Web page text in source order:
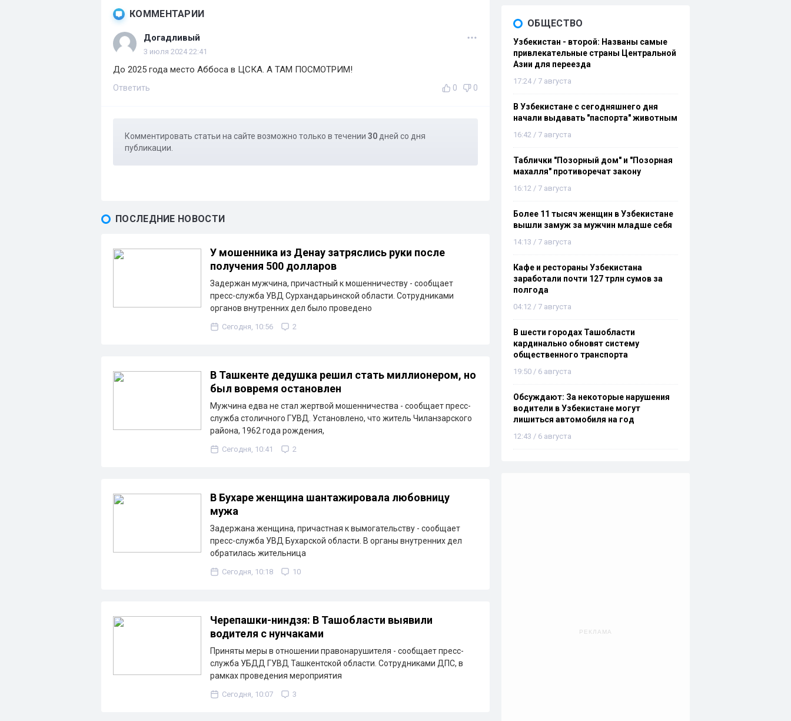
КОММЕНТАРИИ
Догадливый
3 июля 2024 22:41
До 2025 года место Аббоса в ЦСКА. А ТАМ ПОСМОТРИМ!
Ответить 0 0
Комментировать статьи на сайте возможно только в течении 30 дней со дня
публикации.
ПОСЛЕДНИЕ НОВОСТИ
У мошенника из Денау затряслись руки после
получения 500 долларов
Задержан мужчина, причастный к мошенничеству - сообщает
пресс-служба УВД Сурхандарьинской области. Сотрудниками
органов внутренних дел было проведено
Сегодня, 10:56 2
В Ташкенте дедушка решил стать миллионером, но
был вовремя остановлен
Мужчина едва не стал жертвой мошенничества - сообщает пресс-
служба столичного ГУВД. Установлено, что житель Чиланзарского
района, 1962 года рождения,
Сегодня, 10:41 2
В Бухаре женщина шантажировала любовницу
мужа
Задержана женщина, причастная к вымогательству - сообщает
пресс-служба УВД Бухарской области. В органы внутренних дел
обратилась жительница
Сегодня, 10:18 10
Черепашки-ниндзя: В Ташобласти выявили
водителя с нунчаками
Приняты меры в отношении правонарушителя - сообщает пресс-
служба УБДД ГУВД Ташкентской области. Сотрудниками ДПС, в
рамках проведения мероприятия
Сегодня, 10:07 3
ОБЩЕСТВО
Узбекистан - второй: Названы самые
привлекательные страны Центральной
Азии для переезда
17:24 / 7 августа
В Узбекистане с сегодняшнего дня
начали выдавать "паспорта" животным
16:42 / 7 августа
Таблички "Позорный дом" и "Позорная
махалля" противоречат закону
16:12 / 7 августа
Более 11 тысяч женщин в Узбекистане
вышли замуж за мужчин младше себя
14:13 / 7 августа
Кафе и рестораны Узбекистана
заработали почти 127 трлн сумов за
полгода
04:12 / 7 августа
В шести городах Ташобласти
кардинально обновят систему
общественного транспорта
19:50 / 6 августа
Обсуждают: За некоторые нарушения
водители в Узбекистане могут
лишиться автомобиля на год
12:43 / 6 августа